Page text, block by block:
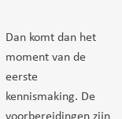
Dan komt dan het
moment van de
eerste
kennismaking. De
voorbereidingen zijn